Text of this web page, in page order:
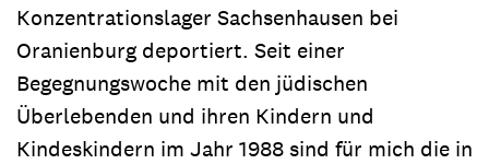
Konzentrationslager Sachsenhausen bei
Oranienburg deportiert. Seit einer
Begegnungswoche mit den jüdischen
Überlebenden und ihren Kindern und
Kindeskindern im Jahr 1988 sind für mich die in